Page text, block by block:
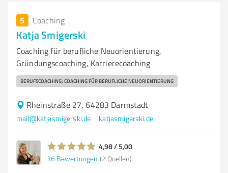
5 Coaching
Katja Smigerski
Coaching für berufliche Neuorientierung,
Gründungscoaching, Karrierecoaching
BERUFSCOACHING; COACHING FÜR BERUFLICHE NEUORIENTIERUNG
Rheinstraße 27, 64283 Darmstadt
mail@katjasmigerski.de katjasmigerski.de
4,98 / 5,00
36 Bewertungen (2 Quellen)